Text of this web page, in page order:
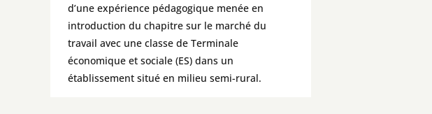
d’une expérience pédagogique menée en
introduction du chapitre sur le marché du
travail avec une classe de Terminale
économique et sociale (ES) dans un
établissement situé en milieu semi-rural.